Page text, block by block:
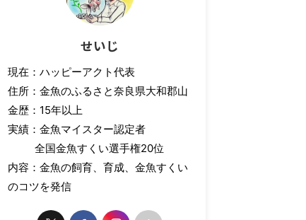
せいじ
現在：ハッピーアクト代表
住所：金魚のふるさと奈良県大和郡山
金歴：15年以上
実績：金魚マイスター認定者
全国金魚すくい選手権20位
内容：金魚の飼育、育成、金魚すくい
のコツを発信